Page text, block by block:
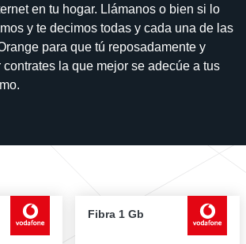
en tu hogar. Llámanos o bien si lo
y te decimos todas y cada una de las
para que tú reposadamente y
la que mejor se adecúe a tus
Fibra 1 Gb